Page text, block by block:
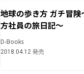
地球の歩き方 ガチ冒険
方社員の旅日記～
D-Books
2018.04.12 発売